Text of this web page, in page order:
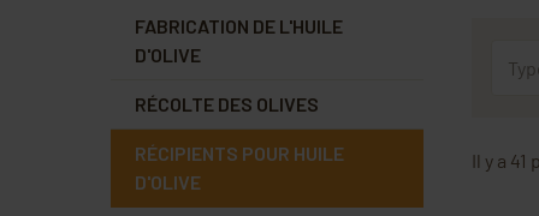
FABRICATION DE L'HUILE
D'OLIVE
RÉCOLTE DES OLIVES
RÉCIPIENTS POUR HUILE
D'OLIVE
Il y a